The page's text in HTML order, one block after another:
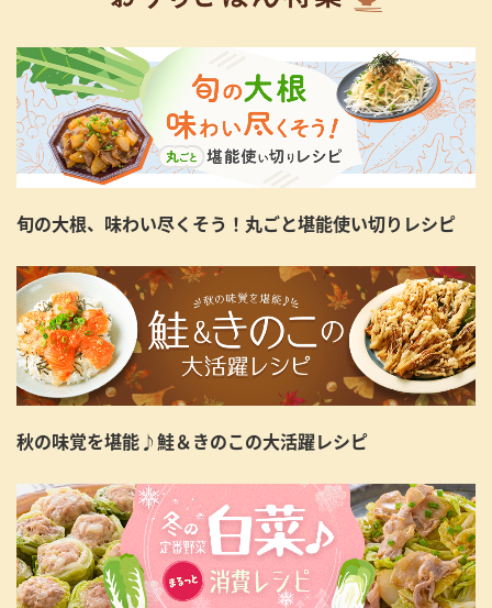
旬の大根、味わい尽くそう！丸ごと堪能使い切りレシピ
秋の味覚を堪能♪鮭＆きのこの大活躍レシピ